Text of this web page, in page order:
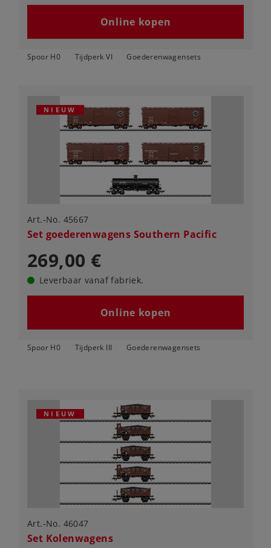
Online kopen
Spoor H0 Tijdperk VI Goederenwagensets
NIEUW
Art.-No. 45667
Set goederenwagens Southern Pacific
269,00 €
Leverbaar vanaf fabriek.
Online kopen
Spoor H0 Tijdperk III Goederenwagensets
NIEUW
Art.-No. 46047
Set Kolenwagens